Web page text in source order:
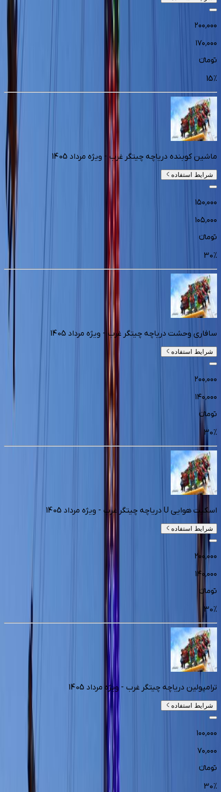
۲۰۰٬۰۰۰
۱۷۰٬۰۰۰
تومانءء
15%
ماشین کوبنده دریاچه چیتگر غرب - ويژه مرداد 1405
شرایط استفاده
۱۵۰٬۰۰۰
۱۰۵٬۰۰۰
تومانءء
30%
سافاری وحشت دریاچه چیتگر غرب - ویژه مرداد 1405
شرایط استفاده
۲۰۰٬۰۰۰
۱۴۰٬۰۰۰
تومانءء
30%
اسکیت هوایی U دریاچه چیتگر غرب - ویژه مرداد 1405
شرایط استفاده
۲۰۰٬۰۰۰
۱۴۰٬۰۰۰
تومانءء
30%
ترامپولین دریاچه چیتگر غرب - ویژه مرداد 1405
شرایط استفاده
۱۰۰٬۰۰۰
۷۰٬۰۰۰
تومانءء
30%